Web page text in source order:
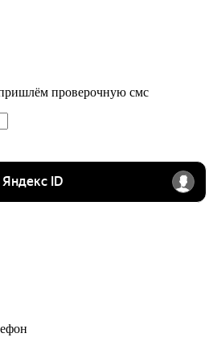
проверочную смс